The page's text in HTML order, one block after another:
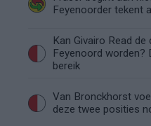
Feyenoorder tekent
Kan Givairo Read
Feyenoord worden?
bereik
Van Bronckhorst
deze twee posities